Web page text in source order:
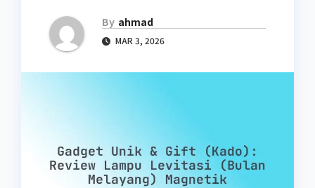
By ahmad
MAR 3, 2026